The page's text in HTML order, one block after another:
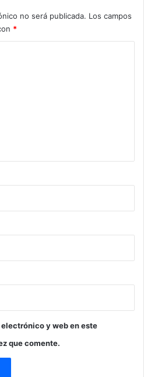
no será publicada. Los campos
*
y web en este
que comente.